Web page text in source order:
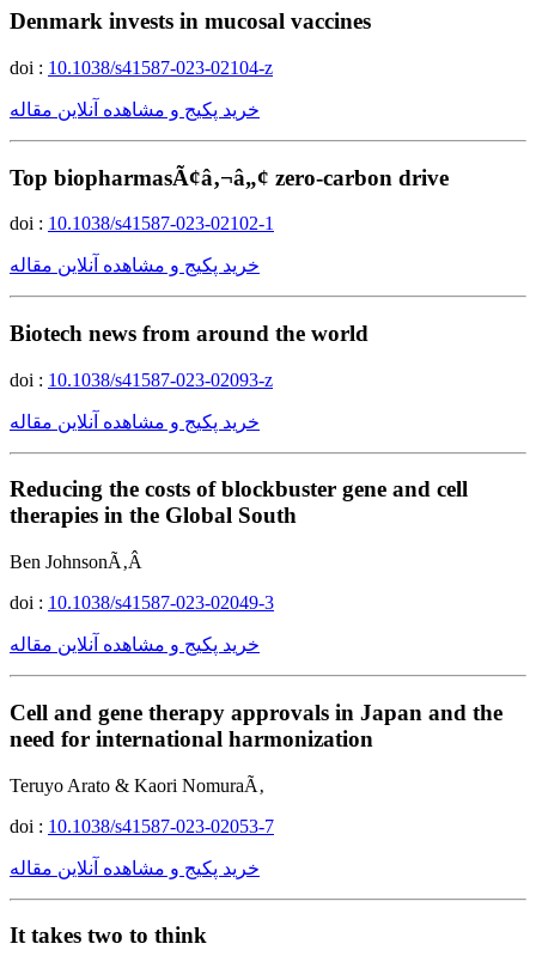
Denmark invests in mucosal vaccines
doi : 10.1038/s41587-023-02104-z
خرید پکیج و مشاهده آنلاین مقاله
Top biopharmasÃ¢â‚¬â„¢ zero-carbon drive
doi : 10.1038/s41587-023-02102-1
خرید پکیج و مشاهده آنلاین مقاله
Biotech news from around the world
doi : 10.1038/s41587-023-02093-z
خرید پکیج و مشاهده آنلاین مقاله
Reducing the costs of blockbuster gene and cell
therapies in the Global South
Ben JohnsonÃ‚Â
doi : 10.1038/s41587-023-02049-3
خرید پکیج و مشاهده آنلاین مقاله
Cell and gene therapy approvals in Japan and the
need for international harmonization
Teruyo Arato & Kaori NomuraÃ‚
doi : 10.1038/s41587-023-02053-7
خرید پکیج و مشاهده آنلاین مقاله
It takes two to think